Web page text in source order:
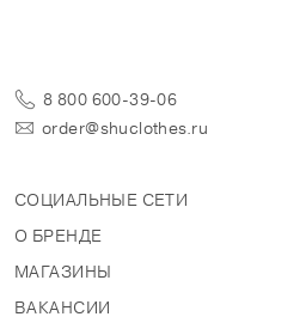
8 800 600-39-06
order@shuclothes.ru
СОЦИАЛЬНЫЕ СЕТИ
О БРЕНДЕ
МАГАЗИНЫ
ВАКАНСИИ